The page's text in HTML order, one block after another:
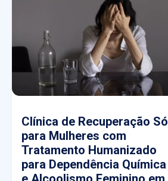
Clínica de Recuperação Só
para Mulheres com
Tratamento Humanizado
para Dependência Química